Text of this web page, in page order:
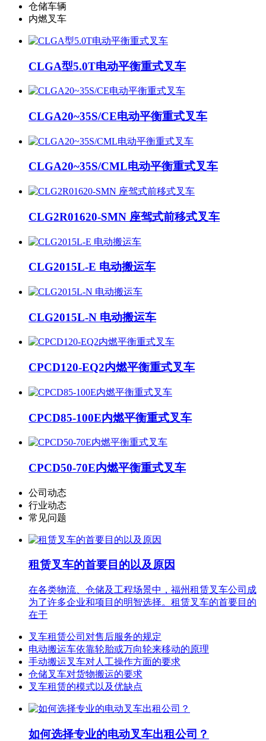
仓储车辆
内燃叉车
CLGA型5.0T电动平衡重式叉车
CLGA20~35S/CE电动平衡重式叉车
CLGA20~35S/CML电动平衡重式叉车
CLG2R01620-SMN 座驾式前移式叉车
CLG2015L-E 电动搬运车
CLG2015L-N 电动搬运车
CPCD120-EQ2内燃平衡重式叉车
CPCD85-100E内燃平衡重式叉车
CPCD50-70E内燃平衡重式叉车
公司动态
行业动态
常见问题
租赁叉车的首要目的以及原因
在各类物流、仓储及工程场景中，福州租赁叉车公司成
为了许多企业和项目的明智选择。租赁叉车的首要目的
在于
叉车租赁公司对售后服务的规定
电动搬运车依靠轮胎或万向轮来移动的原理
手动搬运叉车对人工操作方面的要求
仓储叉车对货物搬运的要求
叉车租赁的模式以及优缺点
如何选择专业的电动叉车出租公司？